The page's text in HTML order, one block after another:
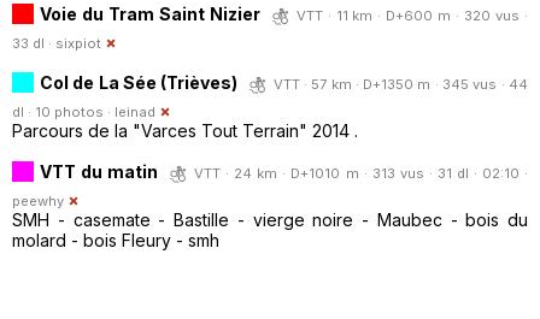
Voie du Tram Saint Nizier
VTT · 11 km · D+600 m · 320 vus ·
33 dl · sixpiot
Col de La Sée (Trièves)
VTT · 57 km · D+1350 m · 345 vus · 44
dl · 10 photos · leinad
Parcours de la "Varces Tout Terrain" 2014 .
VTT du matin
VTT · 24 km · D+1010 m · 313 vus · 31 dl · 02:10 ·
peewhy
SMH - casemate - Bastille - vierge noire - Maubec - bois du
molard - bois Fleury - smh